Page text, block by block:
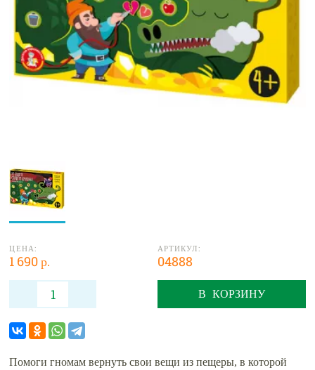
ЦЕНА:
1 690 р.
АРТИКУЛ:
04888
В КОРЗИНУ
Помоги гномам вернуть свои вещи из пещеры, в которой